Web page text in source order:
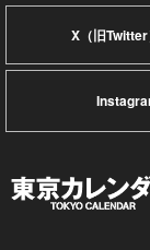
X（旧